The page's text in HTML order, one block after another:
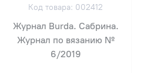
Код товара: 002412
Журнал Burda. Сабрина.
Журнал по вязанию №
6/2019